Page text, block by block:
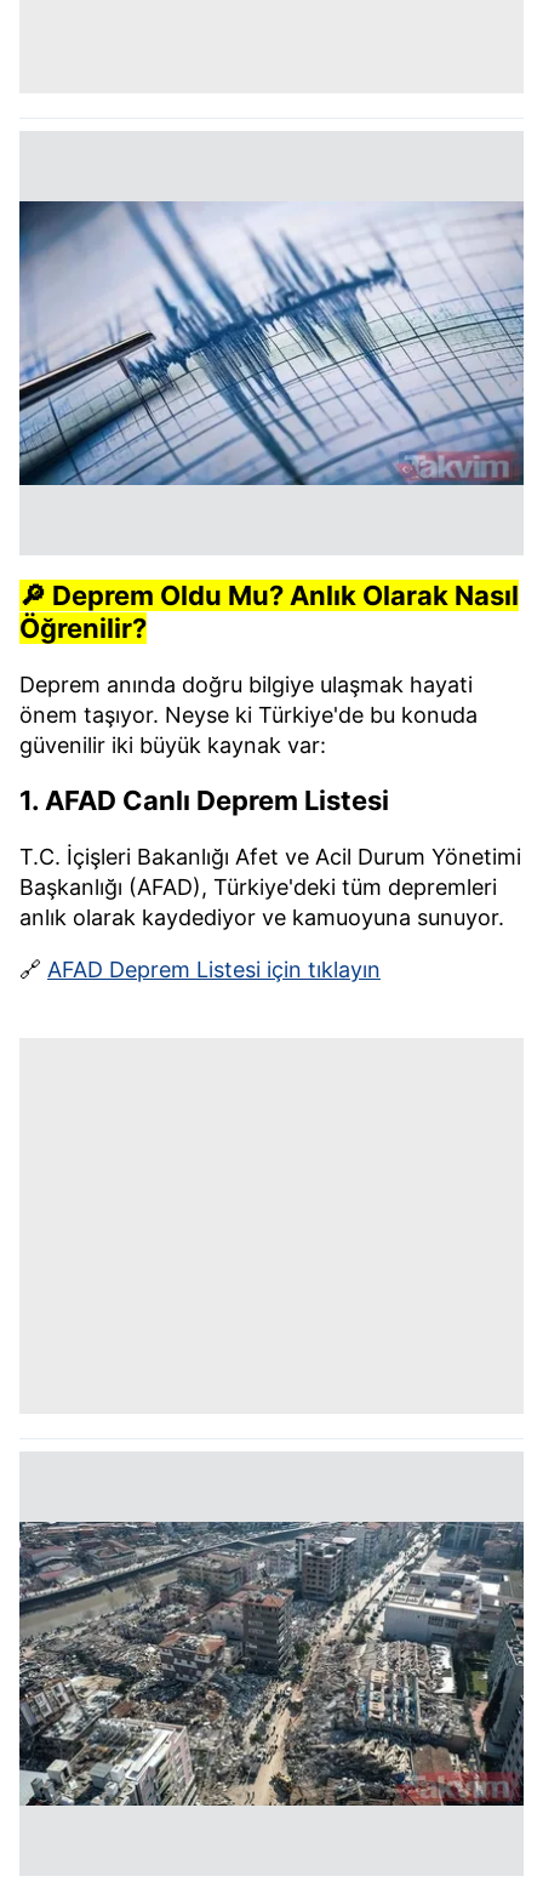
🔎 Deprem Oldu Mu? Anlık Olarak Nasıl
Öğrenilir?
Deprem anında doğru bilgiye ulaşmak hayati
önem taşıyor. Neyse ki Türkiye'de bu konuda
güvenilir iki büyük kaynak var:
1. AFAD Canlı Deprem Listesi
T.C. İçişleri Bakanlığı Afet ve Acil Durum Yönetimi
Başkanlığı (AFAD), Türkiye'deki tüm depremleri
anlık olarak kaydediyor ve kamuoyuna sunuyor.
🔗 AFAD Deprem Listesi için tıklayın